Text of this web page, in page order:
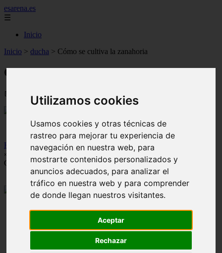
Utilizamos cookies
Usamos cookies y otras técnicas de
rastreo para mejorar tu experiencia de
navegación en nuestra web, para
mostrarte contenidos personalizados y
anuncios adecuados, para analizar el
tráfico en nuestra web y para comprender
de donde llegan nuestros visitantes.
Aceptar
Rechazar
esarena.es
☰
Inicio
Inicio > ducha > Cómo se cultiva la zanahoria
Cómo se cultiva la zanahoria
📅 01/08/2025
Home
»
Cómo se cultiva la zanahoria